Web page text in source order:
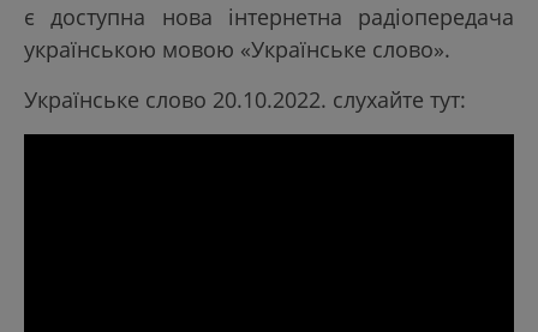
є доступна нова інтернетна радіопередача
українською мовою «Українське слово».
Українське слово 20.10.2022. слухайте тут: